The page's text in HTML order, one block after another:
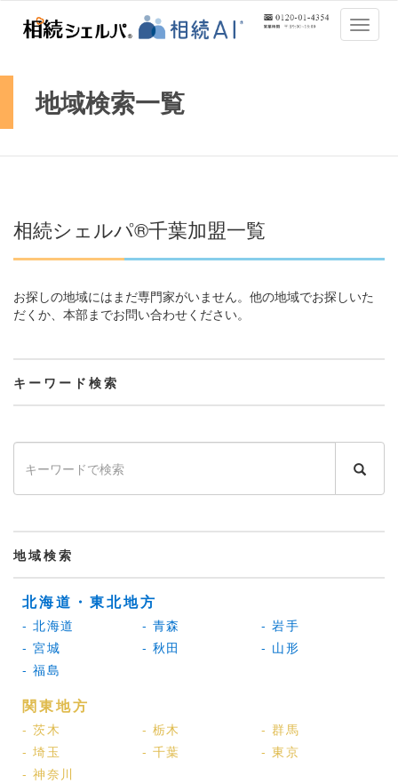
Toggle
地域検索一覧
相続シェルパ®千葉加盟一覧
お探しの地域にはまだ専門家がいません。他の地域でお探しいた
だくか、本部までお問い合わせください。
キーワード検索
地域検索
北海道・東北地方
- 北海道 - 青森
- 岩手
- 宮城
- 秋田
- 山形
- 福島
関東地方
- 茨木 - 栃木
- 群馬
- 埼玉
- 千葉
- 東京
- 神奈川